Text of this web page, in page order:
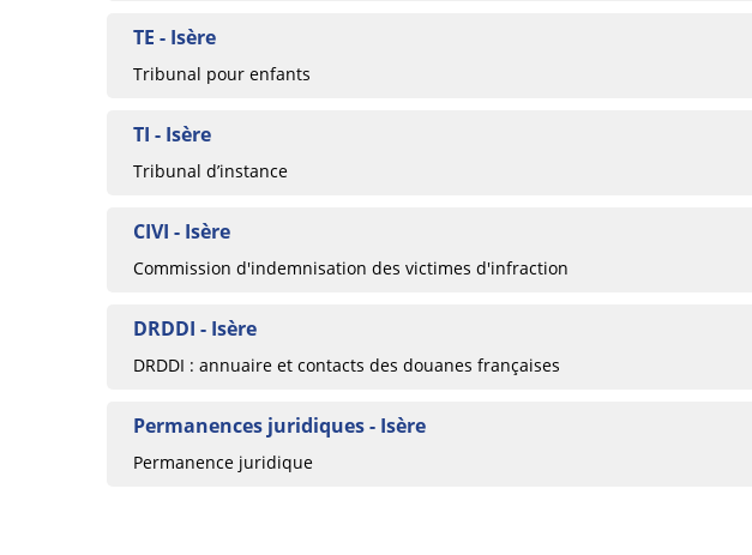
TE - Isère
Tribunal pour enfants
TI - Isère
Tribunal d’instance
CIVI - Isère
Commission d'indemnisation des victimes d'infraction
DRDDI - Isère
DRDDI : annuaire et contacts des douanes françaises
Permanences juridiques - Isère
Permanence juridique